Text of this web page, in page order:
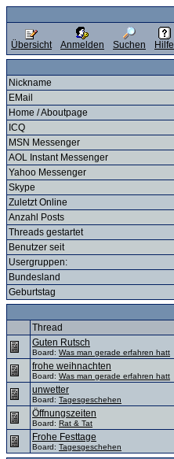
Übersicht Anmelden Suchen Hilfe
Nickname
EMail
Home / Aboutpage
ICQ
MSN Messenger
AOL Instant Messenger
Yahoo Messenger
Skype
Zuletzt Online
Anzahl Posts
Threads gestartet
Benutzer seit
Usergruppen:
Bundesland
Geburtstag
Thread
Guten Rutsch
Board: Was man gerade erfahren hatt
frohe weihnachten
Board: Was man gerade erfahren hatt
unwetter
Board: Tagesgeschehen
Öffnungszeiten
Board: Rat & Tat
Frohe Festtage
Board: Tagesgeschehen